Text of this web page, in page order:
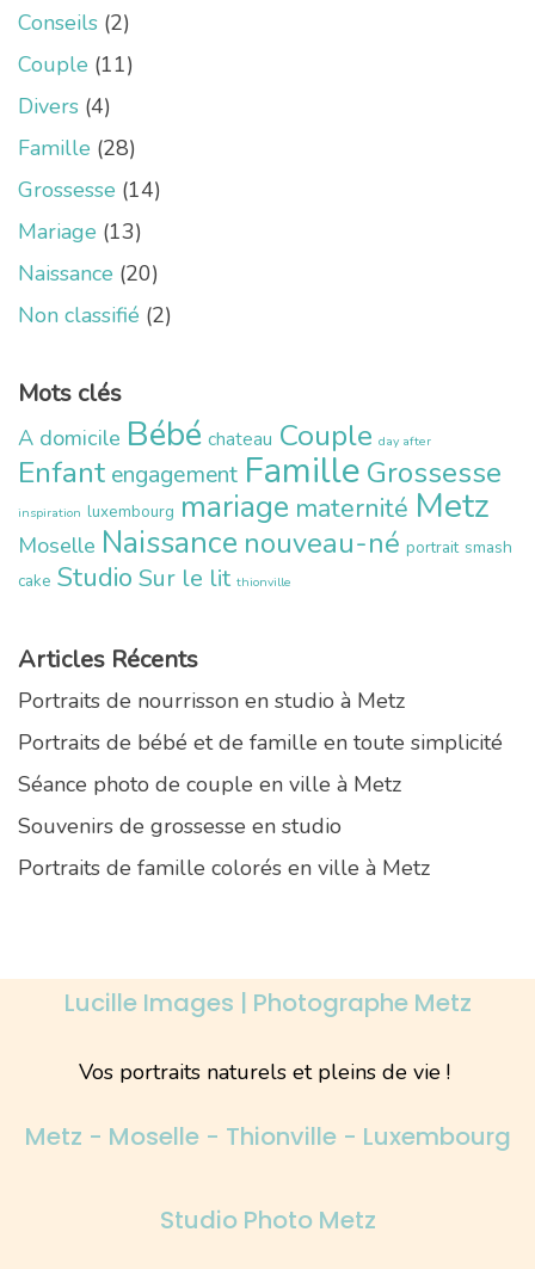
Conseils (2)
Couple (11)
Divers (4)
Famille (28)
Grossesse (14)
Mariage (13)
Naissance (20)
Non classifié (2)
Mots clés
A domicile Bébé chateau Couple day after
Enfant engagement Famille Grossesse
inspiration luxembourg mariage maternité Metz
Moselle Naissance nouveau-né portrait smash
cake Studio Sur le lit thionville
Articles Récents
Portraits de nourrisson en studio à Metz
Portraits de bébé et de famille en toute simplicité
Séance photo de couple en ville à Metz
Souvenirs de grossesse en studio
Portraits de famille colorés en ville à Metz
Lucille Images | Photographe Metz
Vos portraits naturels et pleins de vie !
Metz - Moselle - Thionville - Luxembourg
Studio Photo Metz